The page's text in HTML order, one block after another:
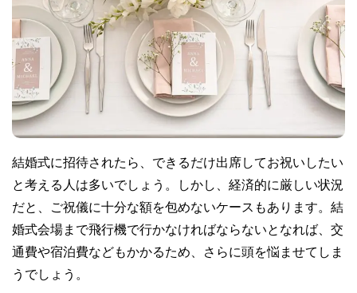
結婚式に招待されたら、できるだけ出席してお祝いしたい
と考える人は多いでしょう。しかし、経済的に厳しい状況
だと、ご祝儀に十分な額を包めないケースもあります。結
婚式会場まで飛行機で行かなければならないとなれば、交
通費や宿泊費などもかかるため、さらに頭を悩ませてしま
うでしょう。